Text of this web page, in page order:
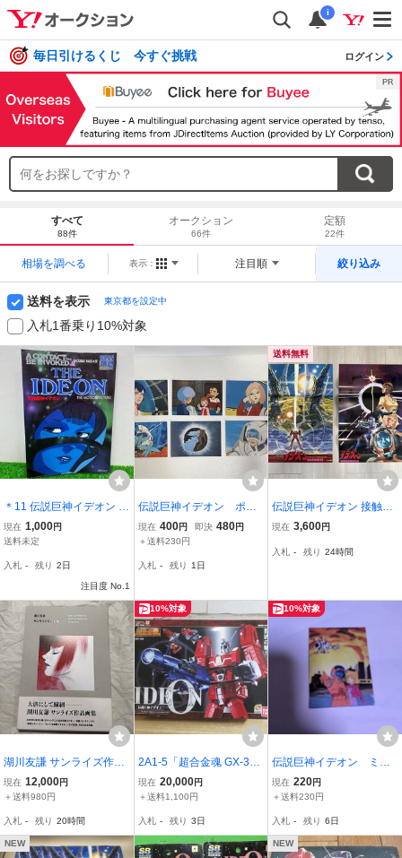
i
毎日引けるくじ 今すぐ挑戦 ログイン
すべて
88件
オークション
66件
定額
22件
相場を調べる 表示： 注目順 絞り込み
送料を表示 東京都を設定中
入札1番乗り10%対象
＊11 伝説巨神イデオン 接
触編 発動編 ロマンアル
バム・エクストラ51 ムッ
現在 1,000円
送料未定
入札 - 残り 2日
注目度 No.1
伝説巨神イデオン ポス
トカード 6枚セット 当時
物 アニメグッズ
現在 400円 即決 480円
＋送料230円
入札 - 残り 1日
送料無料
伝説巨神イデオン 接触篇
発動篇 映画ポスター 2種
料
現在 3,600円
入札 - 残り 24時間
湖川友謙 サンライズ作品
画集 初版 ダンバイ
ン ザブングル イデオ
現在 12,000円
＋送料980円
入札 - 残り 20時間
10%対象
2A1-5「超合金魂 GX-36
伝説巨神イデオン IDEO
N」バンダイ（BANDAI）
ュア 箱イタミ 現状品 全
高約28cm
現在 20,000円
＋送料1,100円
入札 - 残り 3日
10%対象
伝説巨神イデオン ミニ
カード コスモとカーシ
ャ 日本サンライズ
現在 220円
＋送料230円
入札 - 残り 6日
NEW NEW